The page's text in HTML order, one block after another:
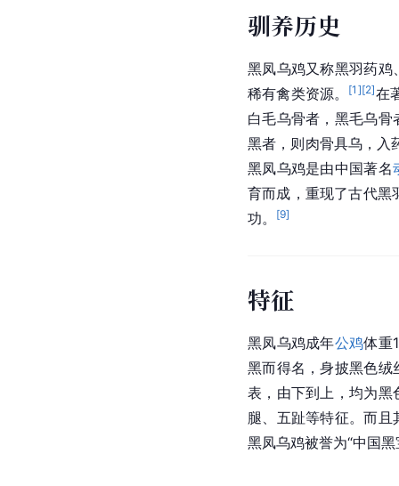
驯养历史
黑凤乌鸡又称黑羽药鸡
稀有禽类资源。
[1 ][2]在
白毛乌骨者，黑毛乌
黑者，则肉骨具乌，入
黑凤乌鸡是由中国著名
育而成，重现了古代黑
功。
[9]
特征
黑凤乌鸡成年公鸡体重
黑而得名，身披黑色绒
表，由下到上，均为黑
腿、五趾等特征。而
黑凤乌鸡被誉为“中国黑